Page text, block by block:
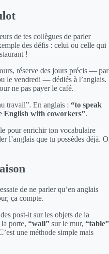
de tes collègues de parler
des défis : celui ou celle qui
!
réserve des jours précis — par
le vendredi — dédiés à l’anglais.
ne pas payer le café.
travail”. En anglais : “to speak
English with coworkers”.
pour enrichir ton vocabulaire
l’anglais que tu possèdes déjà.
de ne parler qu’en anglais
ça compte.
post-it sur les objets de la
la porte, “wall” sur le mur, “table”
une méthode simple mais